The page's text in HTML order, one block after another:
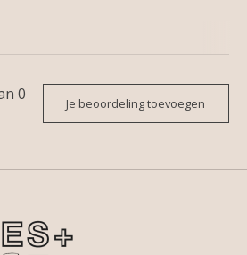
0
Je beoordeling toevoegen